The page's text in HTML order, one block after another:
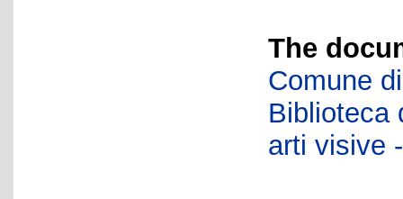
The
Comune
Biblioteca
arti visive